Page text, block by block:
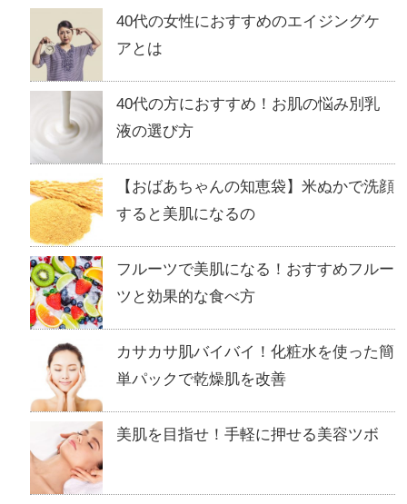
40代の女性におすすめのエイジングケ
アとは
40代の方におすすめ！お肌の悩み別乳
液の選び方
【おばあちゃんの知恵袋】米ぬかで洗顔
すると美肌になるの
フルーツで美肌になる！おすすめフルー
ツと効果的な食べ方
カサカサ肌バイバイ！化粧水を使った簡
単パックで乾燥肌を改善
美肌を目指せ！手軽に押せる美容ツボ